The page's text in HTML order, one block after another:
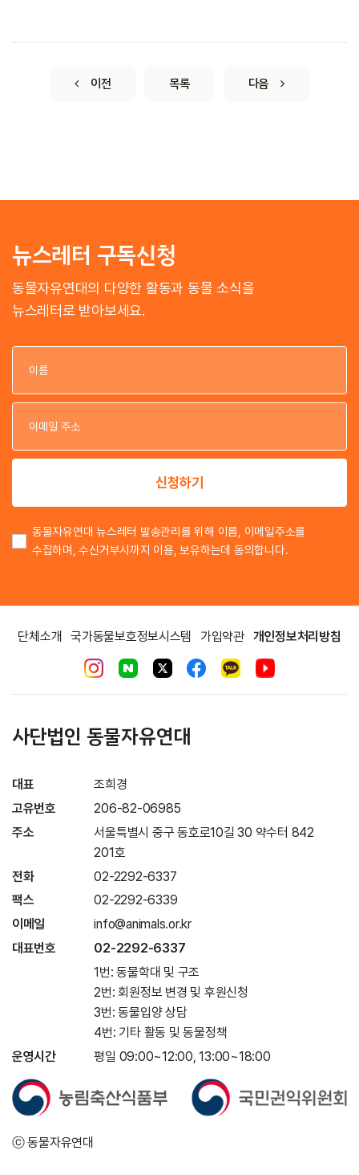
이전 목록 다음
뉴스레터 구독신청
동물자유연대의 다양한 활동과 동물 소식을
뉴스레터로 받아보세요.
이
이
신청하기
동물자유연대 뉴스레터 발송관리를 위해 이름, 이메일주소를
수집하며, 수신거부시까지 이용, 보유하는데 동의합니다.
단체소개 국가동물보호정보시스템 가입약관 개인정보처리방침
사단법인 동물자유연대
대표
조희경
고유번호
206-82-06985
주소
서울특별시 중구 동호로10길 30 약수터 842
201호
전화
02-2292-6337
팩스
02-2292-6339
이메일
info@animals.or.kr
대표번호
02-2292-6337
1번: 동물학대 및 구조
2번: 회원정보 변경 및 후원신청
3번: 동물입양 상담
4번: 기타 활동 및 동물정책
운영시간
평일 09:00~12:00, 13:00~18:00
ⓒ 동물자유연대